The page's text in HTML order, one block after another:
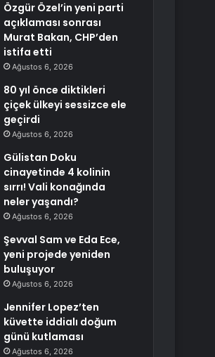
Özgür Özel’in yeni parti
açıklaması sonrası
Murat Bakan, CHP’den
istifa etti
Ağustos 6, 2026
80 yıl önce diktikleri
çiçek ülkeyi sessizce ele
geçirdi
Ağustos 6, 2026
Gülistan Doku
cinayetinde 4 kolinin
sırrı! Vali konağında
neler yaşandı?
Ağustos 6, 2026
Şevval Sam ve Eda Ece,
yeni projede yeniden
buluşuyor
Ağustos 6, 2026
Jennifer Lopez’ten
küvette iddialı doğum
günü kutlaması
Ağustos 6, 2026